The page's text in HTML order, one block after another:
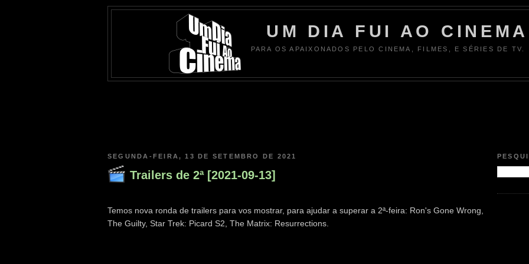
UM DIA FUI AO CINEMA
PARA OS APAIXONADOS PELO CINEMA, FILMES, E SÉRIES DE TV.
SEGUNDA-FEIRA, 13 DE SETEMBRO DE 2021
Trailers de 2ª [2021-09-13]
Temos nova ronda de trailers para vos mostrar, para ajudar a superar a 2ª-feira: Ron's Gone Wrong,
The Guilty, Star Trek: Picard S2, The Matrix: Resurrections.